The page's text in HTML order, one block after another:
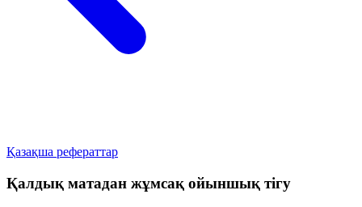
Қазақша рефераттар
Қалдық матадан жұмсақ ойыншық тігу